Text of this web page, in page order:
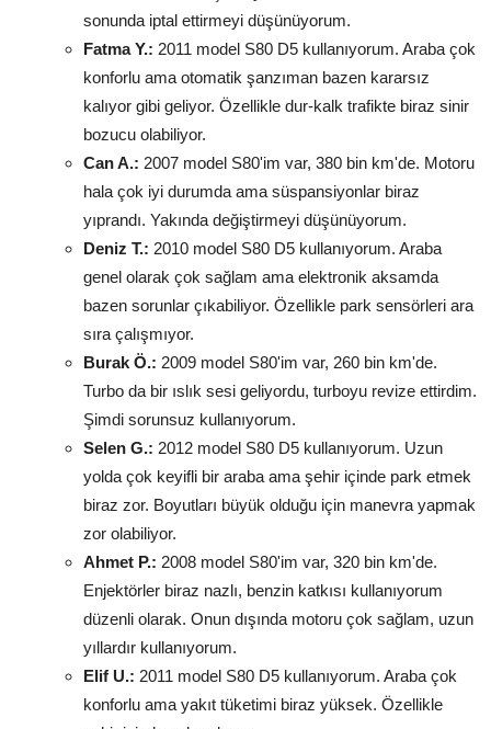
sonunda iptal ettirmeyi düşünüyorum.
Fatma Y.: 2011 model S80 D5 kullanıyorum. Araba çok
konforlu ama otomatik şanzıman bazen kararsız
kalıyor gibi geliyor. Özellikle dur-kalk trafikte biraz sinir
bozucu olabiliyor.
Can A.: 2007 model S80'im var, 380 bin km'de. Motoru
hala çok iyi durumda ama süspansiyonlar biraz
yıprandı. Yakında değiştirmeyi düşünüyorum.
Deniz T.: 2010 model S80 D5 kullanıyorum. Araba
genel olarak çok sağlam ama elektronik aksamda
bazen sorunlar çıkabiliyor. Özellikle park sensörleri ara
sıra çalışmıyor.
Burak Ö.: 2009 model S80'im var, 260 bin km'de.
Turbo da bir ıslık sesi geliyordu, turboyu revize ettirdim.
Şimdi sorunsuz kullanıyorum.
Selen G.: 2012 model S80 D5 kullanıyorum. Uzun
yolda çok keyifli bir araba ama şehir içinde park etmek
biraz zor. Boyutları büyük olduğu için manevra yapmak
zor olabiliyor.
Ahmet P.: 2008 model S80'im var, 320 bin km'de.
Enjektörler biraz nazlı, benzin katkısı kullanıyorum
düzenli olarak. Onun dışında motoru çok sağlam, uzun
yıllardır kullanıyorum.
Elif U.: 2011 model S80 D5 kullanıyorum. Araba çok
konforlu ama yakıt tüketimi biraz yüksek. Özellikle